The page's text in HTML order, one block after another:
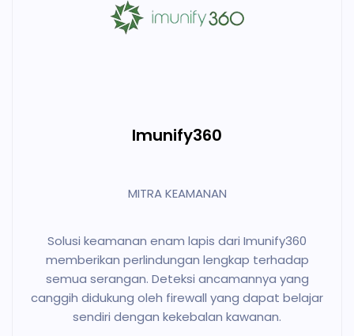
Imunify360
MITRA KEAMANAN
Solusi keamanan enam lapis dari Imunify360
memberikan perlindungan lengkap terhadap
semua serangan. Deteksi ancamannya yang
canggih didukung oleh firewall yang dapat belajar
sendiri dengan kekebalan kawanan.